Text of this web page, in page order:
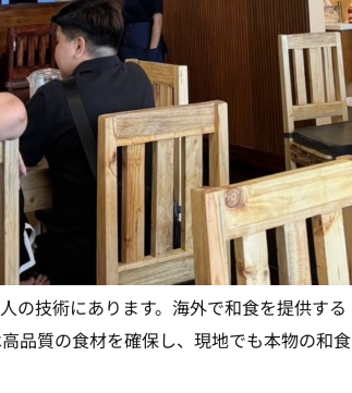
の技術にあります。海外で和食を提供する
品質の食材を確保し、現地でも本物の和食